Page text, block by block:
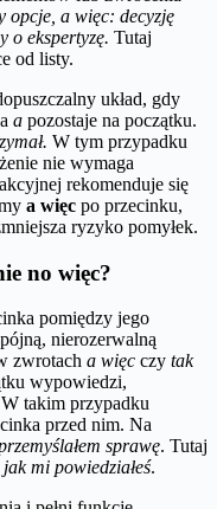
opcje, a więc: decyzję
o ekspertyzę. Tutaj
od listy.
układ, gdy
a pozostaje na początku.
W tym przypadku
nie wymaga
rekomenduje się
a więc po przecinku,
ryzyko pomyłek.
no więc?
pomiędzy jego
nierozerwalną
zwrotach a więc czy tak
wypowiedzi,
takim przypadku
przed nim. Na
sprawę. Tutaj
jak mi powiedziałeś.